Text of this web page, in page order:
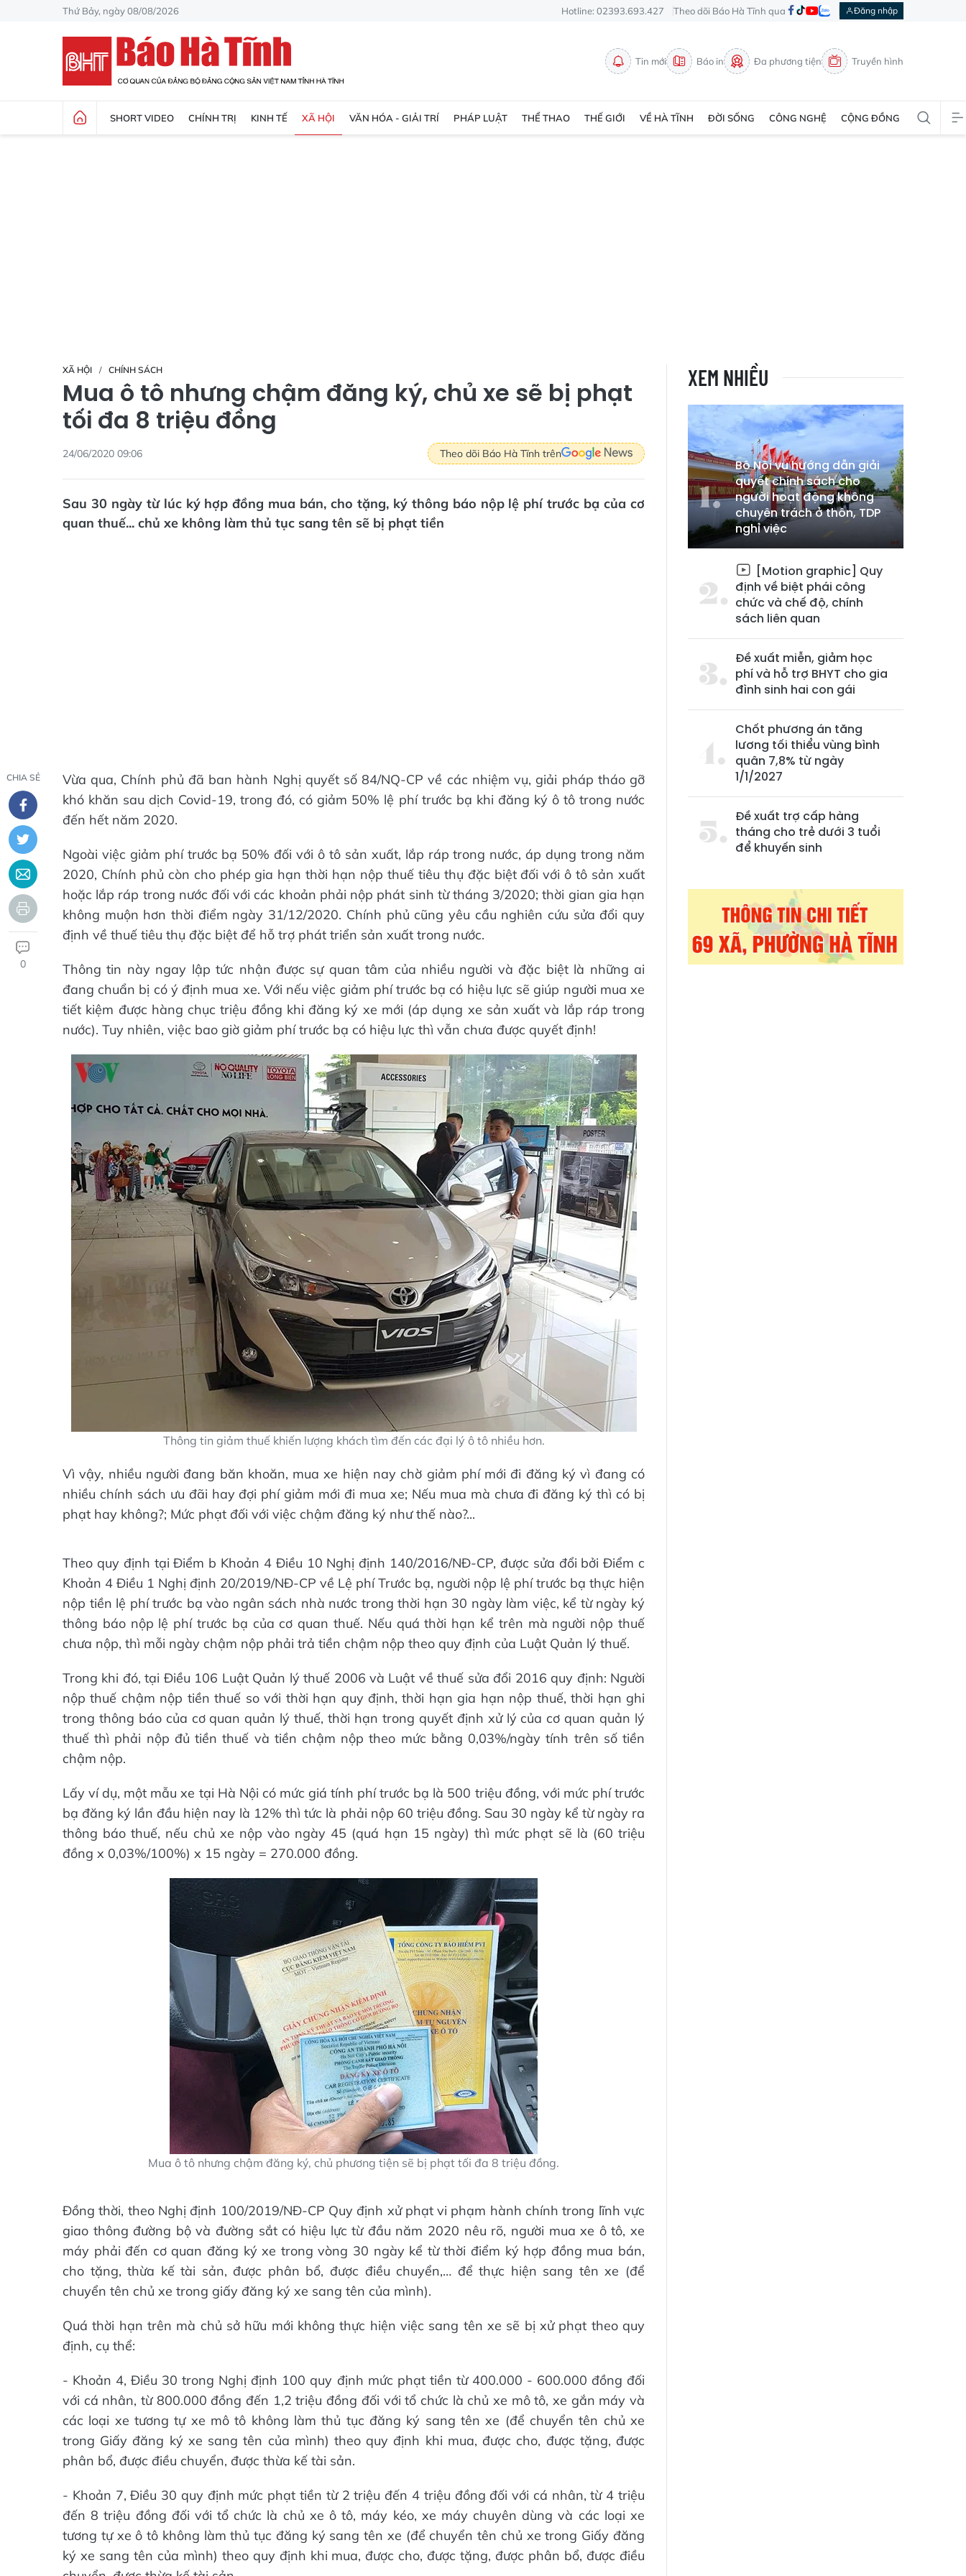
Thứ Bảy, ngày 08/08/2026 Hotline: 02393.693.427 Theo dõi Báo Hà Tĩnh qua Đăng nhập
Tin mới Báo in Đa phương tiện Truyền hình
SHORT VIDEO CHÍNH TRỊ KINH TẾ XÃ HỘI VĂN HÓA - GIẢI TRÍ PHÁP LUẬT THỂ THAO THẾ GIỚI VỀ HÀ TĨNH ĐỜI SỐNG CÔNG NGHỆ CỘNG ĐỒNG
XÃ HỘI CHÍNH SÁCH
Mua ô tô nhưng chậm đăng ký, chủ xe sẽ bị phạt
tối đa 8 triệu đồng
24/06/2020 09:06 Theo dõi Báo Hà Tĩnh trên
Sau 30 ngày từ lúc ký hợp đồng mua bán, cho tặng, ký thông báo nộp lệ phí trước bạ của cơ
quan thuế... chủ xe không làm thủ tục sang tên sẽ bị phạt tiền
CHIA SẺ
0
Vừa qua, Chính phủ đã ban hành Nghị quyết số 84/NQ-CP về các nhiệm vụ, giải pháp tháo gỡ
khó khăn sau dịch Covid-19, trong đó, có giảm 50% lệ phí trước bạ khi đăng ký ô tô trong nước
đến hết năm 2020.
Ngoài việc giảm phí trước bạ 50% đối với ô tô sản xuất, lắp ráp trong nước, áp dụng trong năm
2020, Chính phủ còn cho phép gia hạn thời hạn nộp thuế tiêu thụ đặc biệt đối với ô tô sản xuất
hoặc lắp ráp trong nước đối với các khoản phải nộp phát sinh từ tháng 3/2020; thời gian gia hạn
không muộn hơn thời điểm ngày 31/12/2020. Chính phủ cũng yêu cầu nghiên cứu sửa đổi quy
định về thuế tiêu thụ đặc biệt để hỗ trợ phát triển sản xuất trong nước.
Thông tin này ngay lập tức nhận được sự quan tâm của nhiều người và đặc biệt là những ai
đang chuẩn bị có ý định mua xe. Với nếu việc giảm phí trước bạ có hiệu lực sẽ giúp người mua xe
tiết kiệm được hàng chục triệu đồng khi đăng ký xe mới (áp dụng xe sản xuất và lắp ráp trong
nước). Tuy nhiên, việc bao giờ giảm phí trước bạ có hiệu lực thì vẫn chưa được quyết định!
Thông tin giảm thuế khiến lượng khách tìm đến các đại lý ô tô nhiều hơn.
Vì vậy, nhiều người đang băn khoăn, mua xe hiện nay chờ giảm phí mới đi đăng ký vì đang có
nhiều chính sách ưu đãi hay đợi phí giảm mới đi mua xe; Nếu mua mà chưa đi đăng ký thì có bị
phạt hay không?; Mức phạt đối với việc chậm đăng ký như thế nào?...
Theo quy định tại Điểm b Khoản 4 Điều 10 Nghị định 140/2016/NĐ-CP, được sửa đổi bởi Điểm c
Khoản 4 Điều 1 Nghị định 20/2019/NĐ-CP về Lệ phí Trước bạ, người nộp lệ phí trước bạ thực hiện
nộp tiền lệ phí trước bạ vào ngân sách nhà nước trong thời hạn 30 ngày làm việc, kể từ ngày ký
thông báo nộp lệ phí trước bạ của cơ quan thuế. Nếu quá thời hạn kể trên mà người nộp thuế
chưa nộp, thì mỗi ngày chậm nộp phải trả tiền chậm nộp theo quy định của Luật Quản lý thuế.
Trong khi đó, tại Điều 106 Luật Quản lý thuế 2006 và Luật về thuế sửa đổi 2016 quy định: Người
nộp thuế chậm nộp tiền thuế so với thời hạn quy định, thời hạn gia hạn nộp thuế, thời hạn ghi
trong thông báo của cơ quan quản lý thuế, thời hạn trong quyết định xử lý của cơ quan quản lý
thuế thì phải nộp đủ tiền thuế và tiền chậm nộp theo mức bằng 0,03%/ngày tính trên số tiền
chậm nộp.
Lấy ví dụ, một mẫu xe tại Hà Nội có mức giá tính phí trước bạ là 500 triệu đồng, với mức phí trước
bạ đăng ký lần đầu hiện nay là 12% thì tức là phải nộp 60 triệu đồng. Sau 30 ngày kể từ ngày ra
thông báo thuế, nếu chủ xe nộp vào ngày 45 (quá hạn 15 ngày) thì mức phạt sẽ là (60 triệu
đồng x 0,03%/100%) x 15 ngày = 270.000 đồng.
Mua ô tô nhưng chậm đăng ký, chủ phương tiện sẽ bị phạt tối đa 8 triệu đồng.
Đồng thời, theo Nghị định 100/2019/NĐ-CP Quy định xử phạt vi phạm hành chính trong lĩnh vực
giao thông đường bộ và đường sắt có hiệu lực từ đầu năm 2020 nêu rõ, người mua xe ô tô, xe
máy phải đến cơ quan đăng ký xe trong vòng 30 ngày kể từ thời điểm ký hợp đồng mua bán,
cho tặng, thừa kế tài sản, được phân bổ, được điều chuyển,… để thực hiện sang tên xe (để
chuyển tên chủ xe trong giấy đăng ký xe sang tên của mình).
Quá thời hạn trên mà chủ sở hữu mới không thực hiện việc sang tên xe sẽ bị xử phạt theo quy
định, cụ thể:
- Khoản 4, Điều 30 trong Nghị định 100 quy định mức phạt tiền từ 400.000 - 600.000 đồng đối
với cá nhân, từ 800.000 đồng đến 1,2 triệu đồng đối với tổ chức là chủ xe mô tô, xe gắn máy và
các loại xe tương tự xe mô tô không làm thủ tục đăng ký sang tên xe (để chuyển tên chủ xe
trong Giấy đăng ký xe sang tên của mình) theo quy định khi mua, được cho, được tặng, được
phân bổ, được điều chuyển, được thừa kế tài sản.
- Khoản 7, Điều 30 quy định mức phạt tiền từ 2 triệu đến 4 triệu đồng đối với cá nhân, từ 4 triệu
đến 8 triệu đồng đối với tổ chức là chủ xe ô tô, máy kéo, xe máy chuyên dùng và các loại xe
tương tự xe ô tô không làm thủ tục đăng ký sang tên xe (để chuyển tên chủ xe trong Giấy đăng
ký xe sang tên của mình) theo quy định khi mua, được cho, được tặng, được phân bổ, được điều
XEM NHIỀU
Bộ Nội vụ hướng dẫn giải
quyết chính sách cho
người hoạt động không
chuyên trách ở thôn, TDP
nghỉ việc
[Motion graphic] Quy
định về biệt phái công
chức và chế độ, chính
sách liên quan
Đề xuất miễn, giảm học
phí và hỗ trợ BHYT cho gia
đình sinh hai con gái
Chốt phương án tăng
lương tối thiểu vùng bình
quân 7,8% từ ngày
1/1/2027
Đề xuất trợ cấp hàng
tháng cho trẻ dưới 3 tuổi
để khuyến sinh